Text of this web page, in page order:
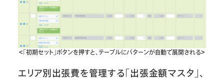
＜「初期セット」ボタンを押すと、テーブルにパターンが自動で展開される＞
エリア別出張費を管理する「出張金額マスタ」、